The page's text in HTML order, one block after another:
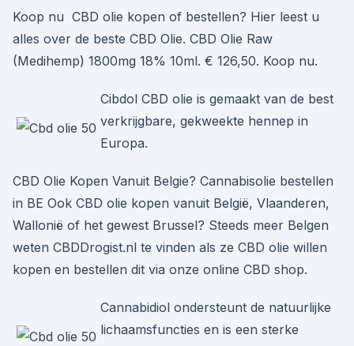
Koop nu CBD olie kopen of bestellen? Hier leest u
alles over de beste CBD Olie. CBD Olie Raw
(Medihemp) 1800mg 18% 10ml. € 126,50. Koop nu.
Cibdol CBD olie is gemaakt van de best
verkrijgbare, gekweekte hennep in
Europa.
CBD Olie Kopen Vanuit Belgie? Cannabisolie bestellen
in BE Ook CBD olie kopen vanuit België, Vlaanderen,
Wallonië of het gewest Brussel? Steeds meer Belgen
weten CBDDrogist.nl te vinden als ze CBD olie willen
kopen en bestellen dit via onze online CBD shop.
Cannabidiol ondersteunt de natuurlijke
lichaamsfuncties en is een sterke